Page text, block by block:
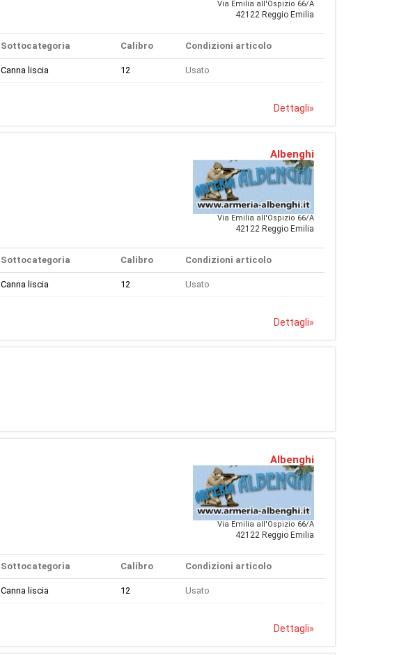
Via Emilia all'Ospizio 66/A
42122 Reggio Emilia
Sottocategoria Calibro Condizioni articolo
Canna liscia 12 Usato
Dettagli»
Albenghi
Via Emilia all'Ospizio 66/A
42122 Reggio Emilia
Sottocategoria Calibro Condizioni articolo
Canna liscia 12 Usato
Dettagli»
Albenghi
Via Emilia all'Ospizio 66/A
42122 Reggio Emilia
Sottocategoria Calibro Condizioni articolo
Canna liscia 12 Usato
Dettagli»